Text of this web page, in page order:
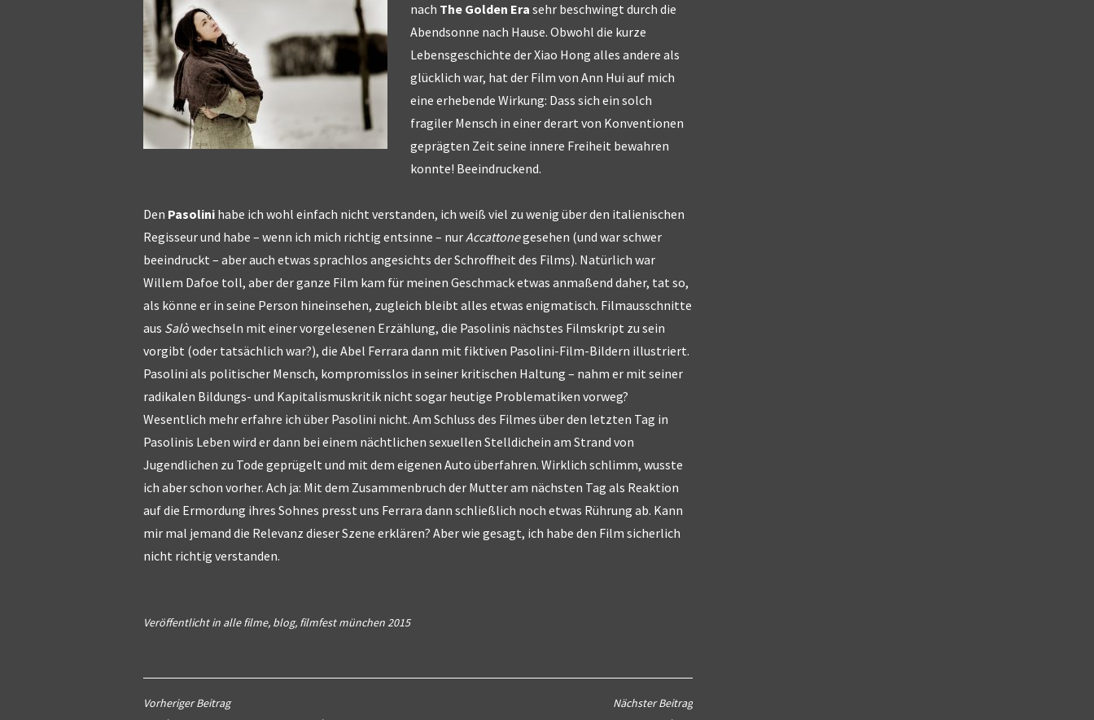
nach The Golden Era sehr beschwingt durch die
Abendsonne nach Hause. Obwohl die kurze
Lebensgeschichte der Xiao Hong alles andere als
glücklich war, hat der Film von Ann Hui auf mich
eine erhebende Wirkung: Dass sich ein solch
fragiler Mensch in einer derart von Konventionen
geprägten Zeit seine innere Freiheit bewahren
konnte! Beeindruckend.
Den Pasolini habe ich wohl einfach nicht verstanden, ich weiß viel zu wenig über den italienischen
Regisseur und habe – wenn ich mich richtig entsinne – nurAccattonegesehen (und war schwer
beeindruckt – aber auch etwas sprachlos angesichts der Schroffheit des Films). Natürlich war
Willem Dafoe toll, aber der ganze Film kam für meinen Geschmack etwas anmaßend daher, tat so,
als könne er in seine Person hineinsehen, zugleich bleibt alles etwas enigmatisch. Filmausschnitte
aus Salòwechseln mit einer vorgelesenen Erzählung, die Pasolinis nächstes Filmskript zu sein
vorgibt (oder tatsächlich war?), die Abel Ferrara dann mit fiktiven Pasolini-Film-Bildern illustriert.
Pasolini als politischer Mensch, kompromisslos in seiner kritischen Haltung – nahm er mit seiner
radikalen Bildungs- und Kapitalismuskritik nicht sogar heutige Problematiken vorweg?
Wesentlich mehr erfahre ich über Pasolini nicht. Am Schluss des Filmes über den letzten Tag in
Pasolinis Leben wird er dann bei einem nächtlichen sexuellen Stelldichein am Strand von
Jugendlichen zu Tode geprügelt und mit dem eigenen Auto überfahren. Wirklich schlimm, wusste
ich aber schon vorher. Ach ja: Mit dem Zusammenbruch der Mutter am nächsten Tag als Reaktion
auf die Ermordung ihres Sohnes presst uns Ferrara dann schließlich noch etwas Rührung ab. Kann
mir mal jemand die Relevanz dieser Szene erklären? Aber wie gesagt, ich habe den Film sicherlich
nicht richtig verstanden.
Veröffentlicht in alle filme, blog, filmfest münchen 2015
Beitragsnavigation
Vorheriger Beitrag Nächster Beitrag